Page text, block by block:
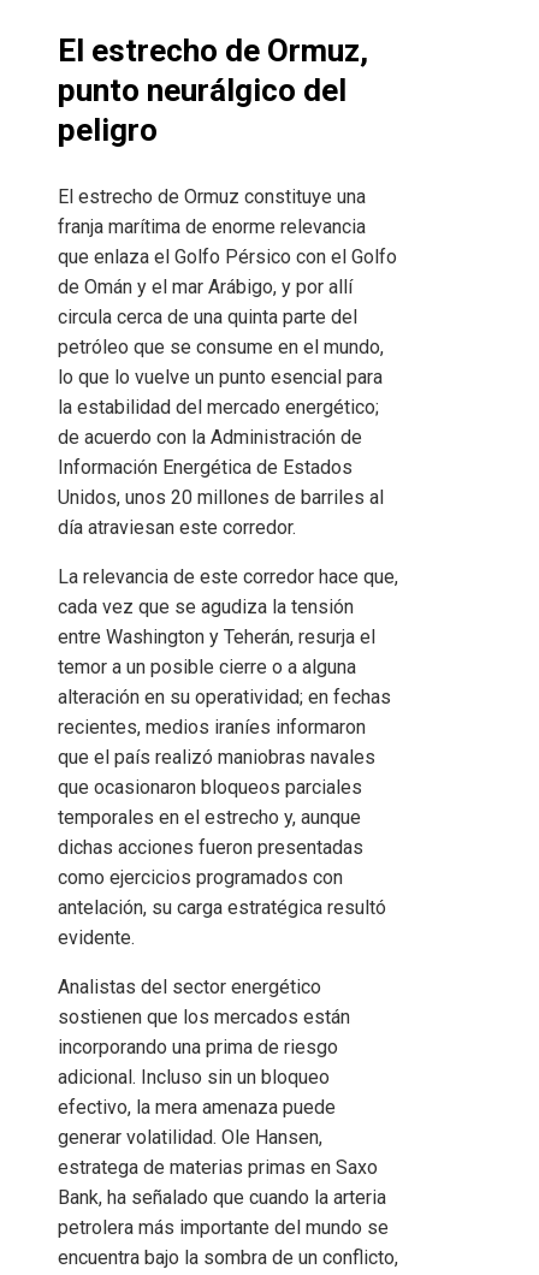
El estrecho de Ormuz,
punto neurálgico del
peligro
El estrecho de Ormuz constituye una
franja marítima de enorme relevancia
que enlaza el Golfo Pérsico con el Golfo
de Omán y el mar Arábigo, y por allí
circula cerca de una quinta parte del
petróleo que se consume en el mundo,
lo que lo vuelve un punto esencial para
la estabilidad del mercado energético;
de acuerdo con la Administración de
Información Energética de Estados
Unidos, unos 20 millones de barriles al
día atraviesan este corredor.
La relevancia de este corredor hace que,
cada vez que se agudiza la tensión
entre Washington y Teherán, resurja el
temor a un posible cierre o a alguna
alteración en su operatividad; en fechas
recientes, medios iraníes informaron
que el país realizó maniobras navales
que ocasionaron bloqueos parciales
temporales en el estrecho y, aunque
dichas acciones fueron presentadas
como ejercicios programados con
antelación, su carga estratégica resultó
evidente.
Analistas del sector energético
sostienen que los mercados están
incorporando una prima de riesgo
adicional. Incluso sin un bloqueo
efectivo, la mera amenaza puede
generar volatilidad. Ole Hansen,
estratega de materias primas en Saxo
Bank, ha señalado que cuando la arteria
petrolera más importante del mundo se
encuentra bajo la sombra de un conflicto,